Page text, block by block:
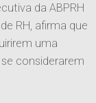
da ABPRH
RH, afirma que
uma
considerarem